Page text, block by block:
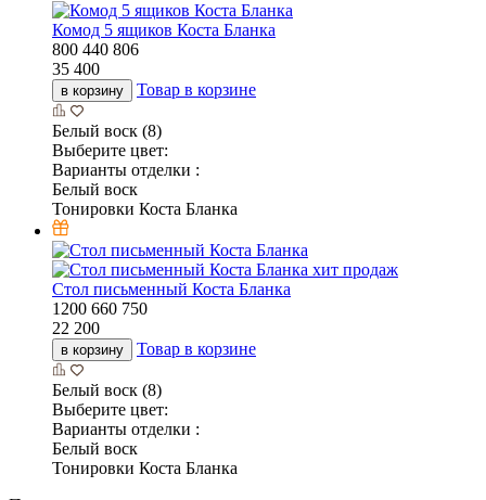
Комод 5 ящиков Коста Бланка
800 440 806
35 400
в корзину Товар в корзине
Белый воск (8)
Выберите цвет:
Варианты отделки :
Белый воск
Тонировки Коста Бланка
хит продаж
Стол письменный Коста Бланка
1200 660 750
22 200
в корзину Товар в корзине
Белый воск (8)
Выберите цвет:
Варианты отделки :
Белый воск
Тонировки Коста Бланка